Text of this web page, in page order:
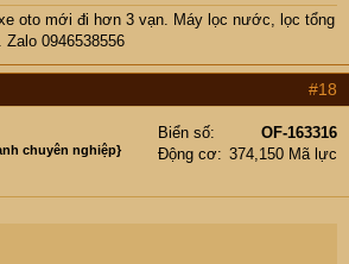
nên gửi case này vào cty môi giới
khấu từ phí môi giới để thu
hưởng.
kết của bên môi giới với mợ
đã ký với ai đó là vô hiệu vì mợ
môi giới và không có ý nghĩa môi
của mình.
để hưởng tỷ lệ nào đó theo thỏa
oto mới đi hơn 3 vạn . Máy lọc nước, lọc tổng
0946538556
#18
chuyên nghiệp}
Biển số
OF-163316
Động cơ
374,150 Mã lực